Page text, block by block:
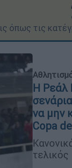
όπως τις
Η Ρεάλ
να μην
Copa
τελικός